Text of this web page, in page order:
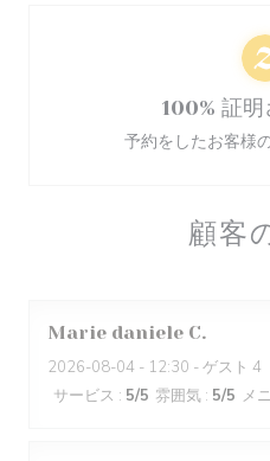
顧客
Marie daniele C
2026-08-04 - 12:30 - ゲスト 4
サービス : 5/5 雰囲気 : 5/5 メ
100% 証
予約をしたお客様